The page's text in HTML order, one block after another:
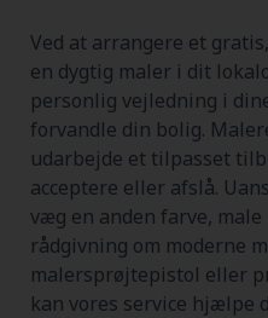
Ved at arrangere et
en dygtig maler i dit
personlig vejledning i
forvandle din bolig.
udarbejde et tilpasset
acceptere eller afslå.
væg en anden farve,
rådgivning om moderne
malersprøjtepistol eller
kan vores service hjælpe